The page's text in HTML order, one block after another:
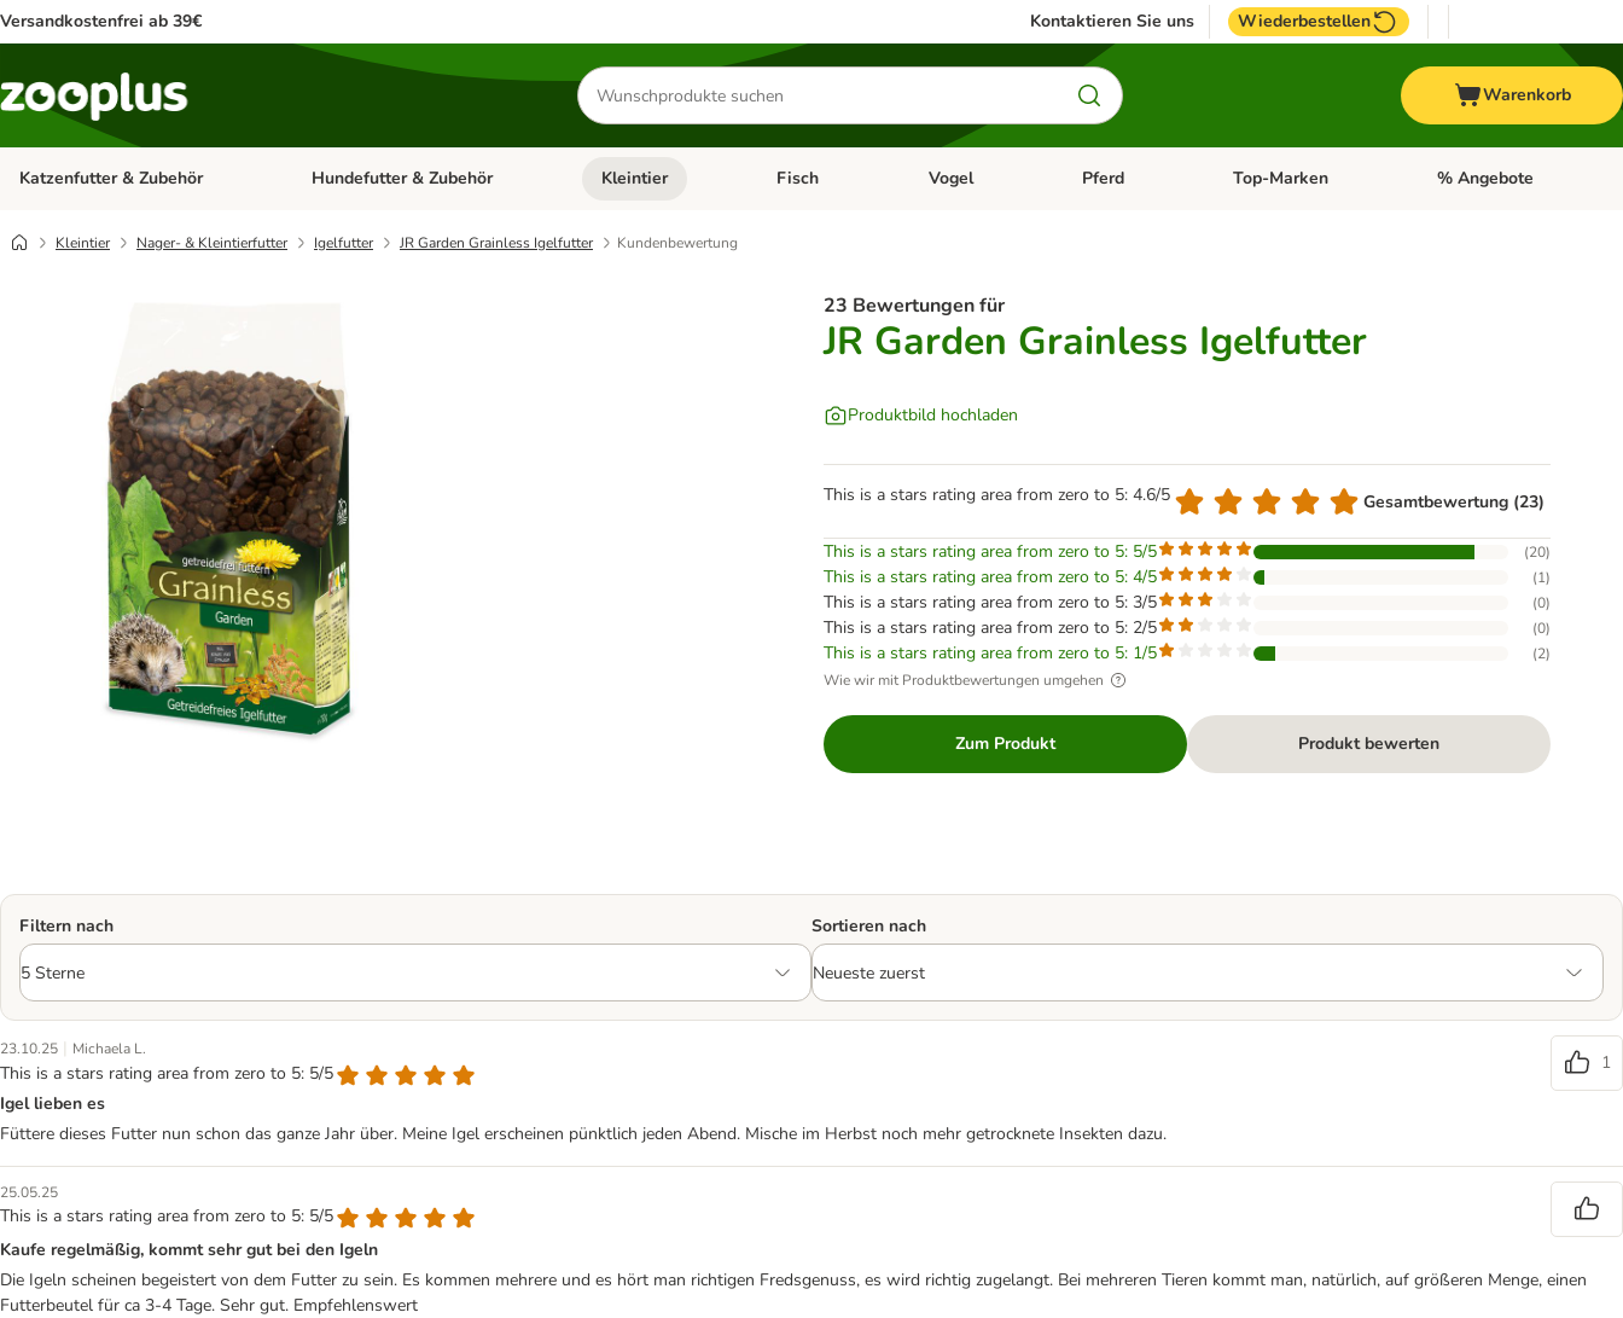
Versandkostenfrei ab 39€ Kontaktieren Sie uns Wiederbestellen
Produkte
suchen
Warenkorb
Katzenfutter & Zubehör Kategorie-Menü öffnen: Katzenfutter & Zubehör
Hundefutter & Zubehör Kategorie-Menü öffnen: Hundefutter & Zubehör
Kleintier Kategorie-Menü öffnen: Kleintier
Fisch Kategorie-Menü öffnen: Fisch
Vogel Kategorie-Menü öffnen: Vogel
Pferd Kategorie-Menü öffnen: Pferd
Top-Marken Kategorie-Menü öffnen:
% Angebote
Kleintier Nager- & Kleintierfutter Igelfutter JR Garden Grainless Igelfutter Kundenbewertung
23 Bewertungen für
JR Garden Grainless Igelfutter
Produktbild hochladen
This is a stars rating area from zero to 5: 4.6/5 Gesamtbewertung (23)
This is a stars rating area from zero to 5: 5/5 (20)
This is a stars rating area from zero to 5: 4/5 (1)
This is a stars rating area from zero to 5: 3/5 (0)
This is a stars rating area from zero to 5: 2/5 (0)
This is a stars rating area from zero to 5: 1/5 (2)
Wie wir mit Produktbewertungen umgehen
Zum Produkt Produkt bewerten
Filtern nach Sortieren nach
23.10.25 | Michaela L.
This is a stars rating area from zero to 5: 5/5
1
Igel lieben es
Füttere dieses Futter nun schon das ganze Jahr über. Meine Igel erscheinen pünktlich jeden Abend. Mische im Herbst noch mehr getrocknete Insekten dazu.
25.05.25
This is a stars rating area from zero to 5: 5/5
Kaufe regelmäßig, kommt sehr gut bei den Igeln
Die Igeln scheinen begeistert von dem Futter zu sein. Es kommen mehrere und es hört man richtigen Fredsgenuss, es wird richtig zugelangt. Bei mehreren Tieren kommt man, natürlich, auf größeren Menge, einen
Futterbeutel für ca 3-4 Tage. Sehr gut. Empfehlenswert